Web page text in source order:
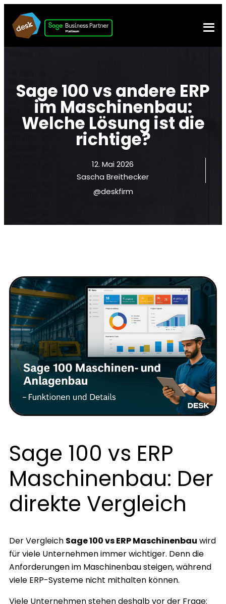
Sage 100 vs andere ERP
im Maschinenbau:
Welche Lösung ist die
richtige?
12. Mai 2026
Sascha Breithecker
@deskfirm
Sage 100 vs ERP
Maschinenbau: Der
direkte Vergleich
Der Vergleich Sage 100 vs ERP Maschinenbau wird
für viele Unternehmen immer wichtiger. Denn die
Anforderungen im Maschinenbau steigen, während
viele ERP-Systeme nicht mithalten können.
Viele Unternehmen stehen deshalb vor der Frage: